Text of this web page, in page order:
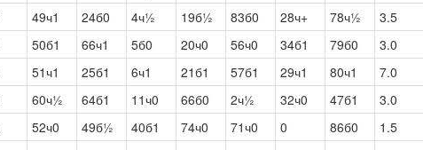
49ч1 24б0 4ч½ 19б½ 83б0 28ч+ 78ч½ 3.5
50б1 66ч1 5б0 20ч0 56ч0 34б1 79б0 3.0
51ч1 25б1 6ч1 21б1 57б1 29ч1 80ч1 7.0
60ч½ 64б1 11ч0 66б0 2ч½ 32ч0 47б1 3.0
52ч0 49б½ 40б1 74ч0 71ч0 0 86б0 1.5